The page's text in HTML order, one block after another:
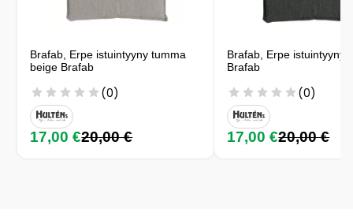
Brafab, Erpe istuintyyny tumma
beige Brafab
(0)
17,00 €20,00 €
Brafab, Erpe istuintyyny
Brafab
(0)
17,00 €20,00 €